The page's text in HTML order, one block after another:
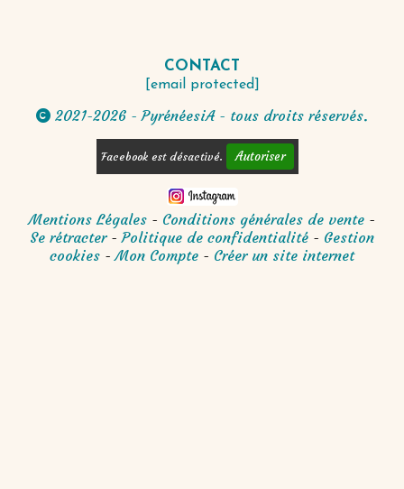
CONTACT
[email protected]
 2021-2026 - PyrénéesiA - tous droits réservés.
Facebook est désactivé. Autoriser
Mentions Légales
Conditions générales de vente
Se rétracter
Politique de confidentialité
Gestion
cookies
Mon Compte Créer un site internet